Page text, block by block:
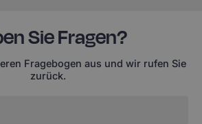
Sie Fragen?
Fragebogen aus und wir rufen Sie
zurück.